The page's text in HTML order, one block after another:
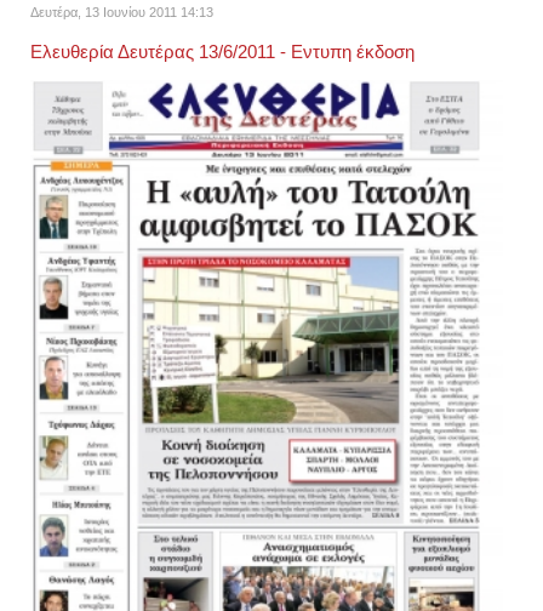
Δευτέρα, 13 Ιουνίου 2011 14:13
Ελευθερία Δευτέρας 13/6/2011 - Εντυπη έκδοση